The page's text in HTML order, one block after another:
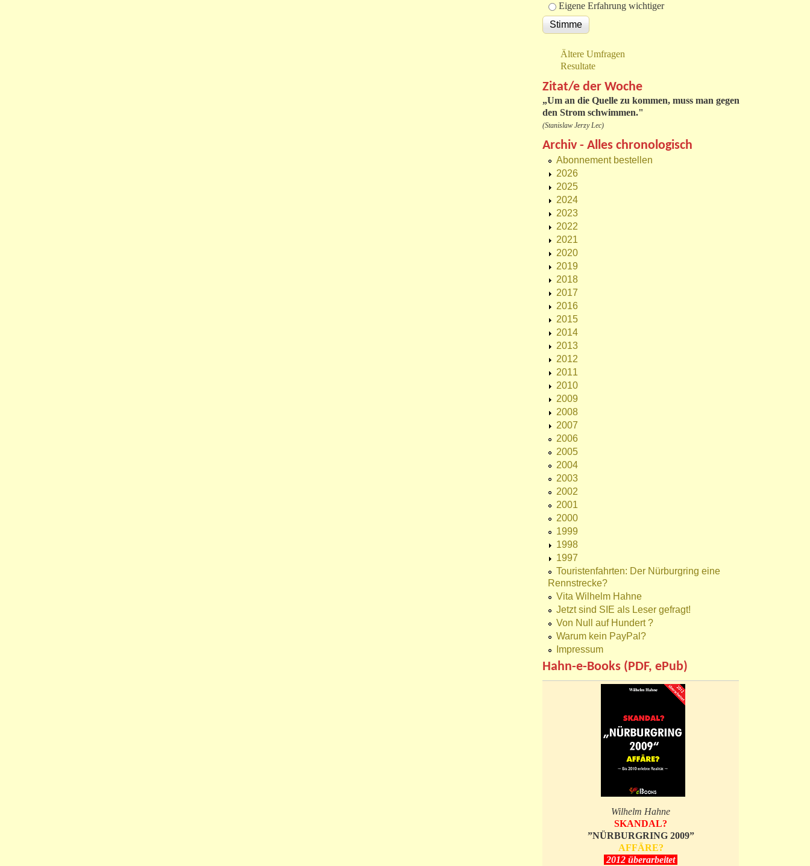
Eigene Erfahrung wichtiger
Ältere Umfragen
Resultate
Zitat/e der Woche
„Um an die Quelle zu kommen, muss man gegen
den Strom schwimmen."
(Stanislaw Jerzy Lec)
Archiv - Alles chronologisch
Abonnement bestellen
2026
2025
2024
2023
2022
2021
2020
2019
2018
2017
2016
2015
2014
2013
2012
2011
2010
2009
2008
2007
2006
2005
2004
2003
2002
2001
2000
1999
1998
1997
Touristenfahrten: Der Nürburgring eine
Rennstrecke?
Vita Wilhelm Hahne
Jetzt sind SIE als Leser gefragt!
Von Null auf Hundert ?
Warum kein PayPal?
Impressum
Hahn-e-Books (PDF, ePub)
Wilhelm Hahne
SKANDAL?
”NÜRBURGRING 2009”
AFFÄRE?
2012 überarbeitet